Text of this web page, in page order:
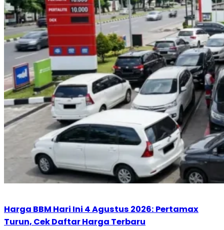
Harga BBM Hari Ini 4 Agustus 2026: Pertamax
Turun, Cek Daftar Harga Terbaru